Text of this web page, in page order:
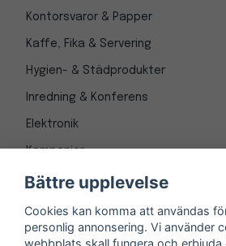
Kontorsvaror & Papper
Kaffe, Fika & Servering
Hygien- & Städprodukter
Inredning & Konferens
Elektronik
Kampanjer
Bättre upplevelse
Cookies kan komma att användas
personlig annonsering. Vi använder
webbplats skall fungera och erbjuda